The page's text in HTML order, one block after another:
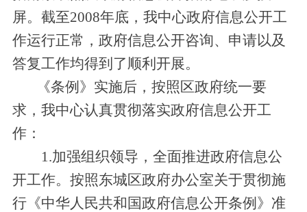
屏。截至2008年底，我中心政府信息公开工
作运行正常，政府信息公开咨询、申请以及
答复工作均得到了顺利开展。
《条例》实施后，按照区政府统一要
求，我中心认真贯彻落实政府信息公开工
作：
1.加强组织领导，全面推进政府信息公
开工作。按照东城区政府办公室关于贯彻施
行《中华人民共和国政府信息公开条例》准